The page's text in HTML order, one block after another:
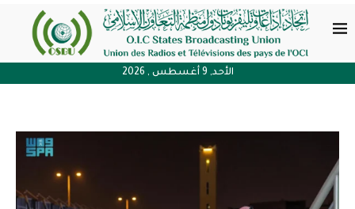
الأحد, 9 أغسطس , 2026